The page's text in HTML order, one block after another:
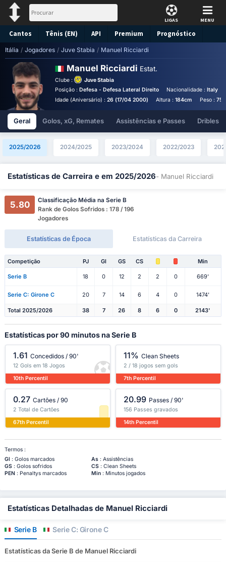
LIGAS MENU
Cantos Tênis (EN) API Premium Prognóstico
Itália / Jogadores / Juve Stabia / Manuel Ricciardi
Manuel Ricciardi Estat.
Clube :
Juve Stabia
Posição : Defesa - Defesa Lateral Direito Nacionalidade :Italy
Idade (Aniversário) : 26 (17/04 2000) Altura :184cm Peso :
Geral Golos, xG, Remates Assistências e Passes Dribles
2025/2026 2024/2025 2023/2024 2022/2023
Estatísticas de Carreira e em 2025/2026- Manuel Ricciardi
5.80
Classificação Média na Serie B
Rank de Golos Sofridos : 178 / 196
Jogadores
Estatísticas de Época Estatísticas da Carreira
Competição PJ Gl GS CS Min
Serie B 18 0 12 2 2 0 669'
Serie C: Girone C 20 7 14 6 4 0 1474'
Total 2025/2026 38 7 26 8 6 0 2143'
Estatísticas por 90 minutos na Serie B
1.61 Concedidos / 90'
12 Gols em 18 Jogos
10th Percentil
11% Clean Sheets
2 / 18 jogos sem gols
7th Percentil
0.27 Cartões / 90
2 Total de Cartões
67th Percentil
20.99 Passes / 90'
156 Passes gravados
14th Percentil
Termos :
Gl : Golos marcados As: Assistências
GS: Golos sofridos CS: Clean Sheets
PEN : Penaltys marcados Min: Minutos jogados
Estatísticas Detalhadas de Manuel Ricciardi
Serie B Serie C: Girone C
Estatísticas da Serie B de Manuel Ricciardi